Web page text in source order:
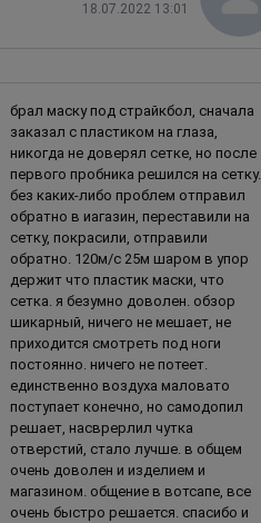
18.07.2022 13:01
брал маску под страйкбол, сначала
заказал с пластиком на глаза,
никогда не доверял сетке, но после
первого пробника решился на сетку.
без каких-либо проблем отправил
обратно в иагазин, переставили на
сетку, покрасили, отправили
обратно. 120м/с 25м шаром в упор
держит что пластик маски, что
сетка. я безумно доволен. обзор
шикарный, ничего не мешает, не
приходится смотреть под ноги
постоянно. ничего не потеет.
единственно воздуха маловато
поступает конечно, но самодопил
решает, насврерлил чутка
отверстий, стало лучше. в общем
очень доволен и изделием и
магазином. общение в вотсапе, все
очень быстро решается. спасибо и